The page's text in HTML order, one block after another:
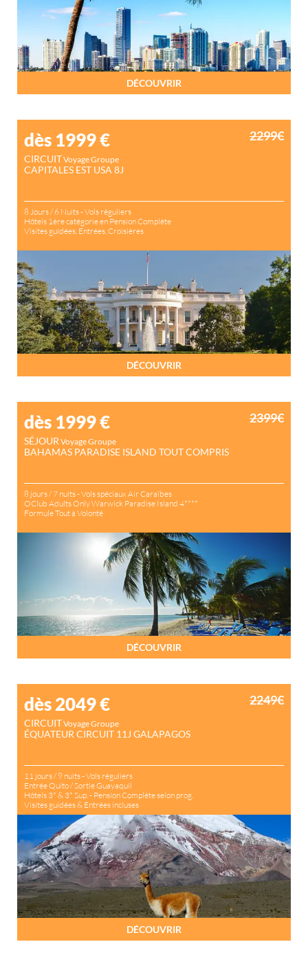
DÉCOUVRIR
dès 1999€
CIRCUITVoyage Groupe
CAPITALES EST USA 8J
8 Jours / 6 Nuits - Vols réguliers
Hôtels 1ère catégorie en Pension Complète
Visites guidées, Entrées, Croisières
DÉCOUVRIR
2299€
dès 1999€
SÉJOUR Voyage Groupe
BAHAMAS PARADISE ISLAND TOUT COMPRIS
8 jours / 7 nuits - Vols spéciaux Air Caraïbes
OClub Adults Only Warwick Paradise Island 4****
Formule Tout à Volonté
DÉCOUVRIR
2399€
dès 2049€
CIRCUITVoyage Groupe
ÉQUATEUR CIRCUIT 11J GALAPAGOS
11 jours / 9 nuits - Vols réguliers
Entrée Quito / Sortie Guayaquil
Hôtels 3* & 3* Sup. - Pension Complète selon prog.
Visites guidées & Entrées incluses
Circuit groupe Equateur
DÉCOUVRIR
2249€